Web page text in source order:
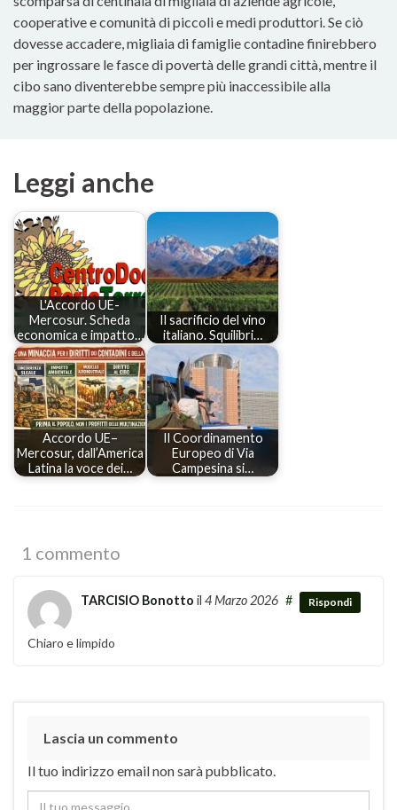
cooperative e comunità di piccoli e medi produttori. Se ciò
dovesse accadere, migliaia di famiglie contadine finirebbero
per ingrossare le fasce di povertà delle grandi città, mentre il
cibo sano diventerebbe sempre più inaccessibile alla
maggior parte della popolazione.
Leggi anche
L'Accordo UE-
Mercosur. Scheda
economica e impatto…
Il sacrificio del vino
italiano. Squilibri…
Accordo UE–
Mercosur, dall’America
Latina la voce dei…
Il Coordinamento
Europeo di Via
Campesina si…
1 commento
TARCISIO Bonotto il 4 Marzo 2026 # Rispondi
Chiaro e limpido
Lascia un commento
Il tuo indirizzo email non sarà pubblicato.